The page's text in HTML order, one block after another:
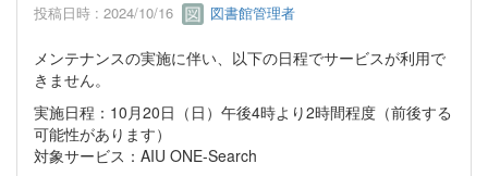
投稿日時 : 2024/10/16 図書館管理者
メンテナンスの実施に伴い、以下の日程でサービスが利用で
きません。
実施日程：10月20日（日）午後4時より2時間程度（前後する
可能性があります）
対象サービス：AIU ONE-Search